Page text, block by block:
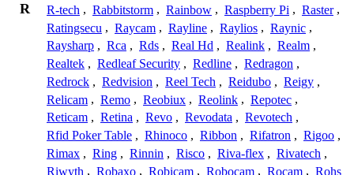
R R-tech , Rabbitstorm , Rainbow , Raspberry Pi , Raster ,
Ratingsecu , Raycam , Rayline , Raylios , Raynic ,
Raysharp , Rca , Rds , Real Hd , Realink , Realm ,
Realtek , Redleaf Security , Redline , Redragon ,
Redrock , Redvision , Reel Tech , Reidubo , Reigy ,
Relicam , Remo , Reobiux , Reolink , Repotec ,
Reticam , Retina , Revo , Revodata , Revotech ,
Rfid Poker Table , Rhinoco , Ribbon , Rifatron , Rigoo ,
Rimax , Ring , Rinnin , Risco , Riva-flex , Rivatech ,
Riwyth , Robaxo , Robicam , Robocam , Rocam , Rohs